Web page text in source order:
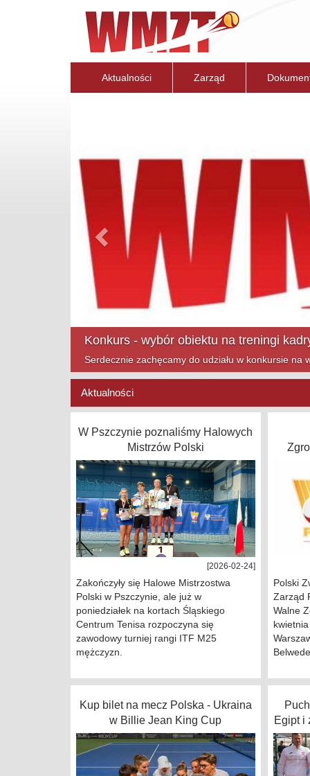
Aktualności Zarząd
Mazowsze Cup na finiszu!
Zapraszamy na ostatnie turnieje Mazowsze Cup w
Aktualności
W Pszczynie poznaliśmy Halowych
Mistrzów Polski
[2026-02-24]
Zakończyły się Halowe Mistrzostwa
Polski w Pszczynie, ale już w
poniedziałek na kortach Śląskiego
Centrum Tenisa rozpoczyna się
zawodowy turniej rangi ITF M25
mężczyzn.
Polski
Zarząd
Walne
Kup bilet na mecz Polska - Ukraina
w Billie Jean King Cup
Egipt i